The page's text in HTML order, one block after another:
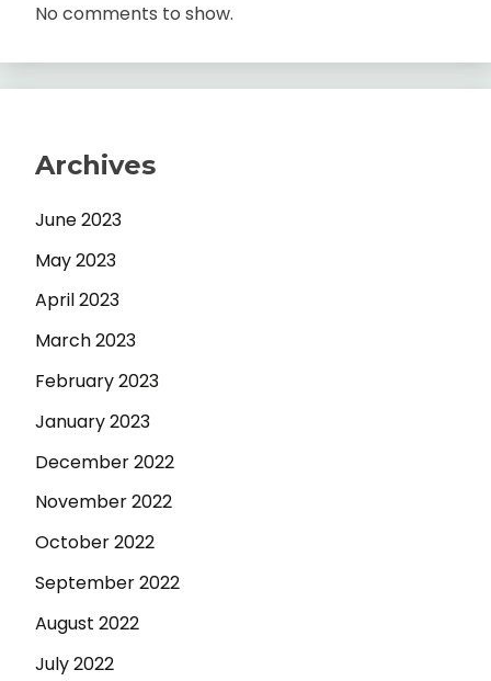
No comments to show.
Archives
June 2023
May 2023
April 2023
March 2023
February 2023
January 2023
December 2022
November 2022
October 2022
September 2022
August 2022
July 2022